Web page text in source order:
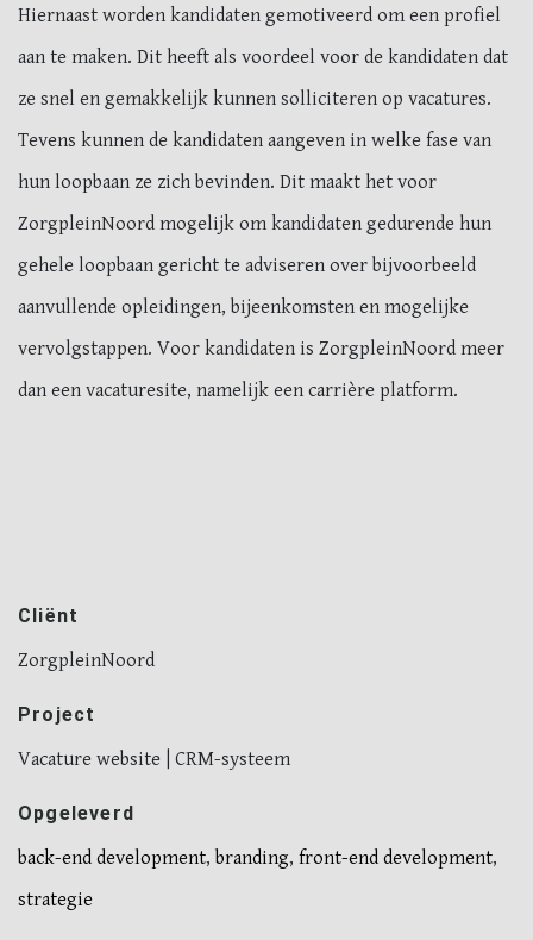
Hiernaast worden kandidaten gemotiveerd om een profiel
aan te maken. Dit heeft als voordeel voor de kandidaten dat
ze snel en gemakkelijk kunnen solliciteren op vacatures.
Tevens kunnen de kandidaten aangeven in welke fase van
hun loopbaan ze zich bevinden. Dit maakt het voor
ZorgpleinNoord mogelijk om kandidaten gedurende hun
gehele loopbaan gericht te adviseren over bijvoorbeeld
aanvullende opleidingen, bijeenkomsten en mogelijke
vervolgstappen. Voor kandidaten is ZorgpleinNoord meer
dan een vacaturesite, namelijk een carrière platform.
Cliënt
ZorgpleinNoord
Project
Vacature website | CRM-systeem
Opgeleverd
back-end development, branding, front-end development,
strategie